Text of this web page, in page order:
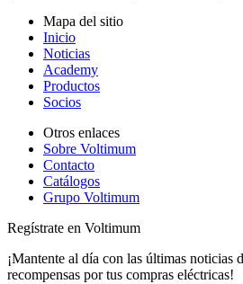
Mapa del sitio
Inicio
Noticias
Academy
Productos
Socios
Otros enlaces
Sobre Voltimum
Contacto
Catálogos
Grupo Voltimum
Regístrate en Voltimum
¡Mantente al día con las últimas noticias
recompensas por tus compras eléctricas!